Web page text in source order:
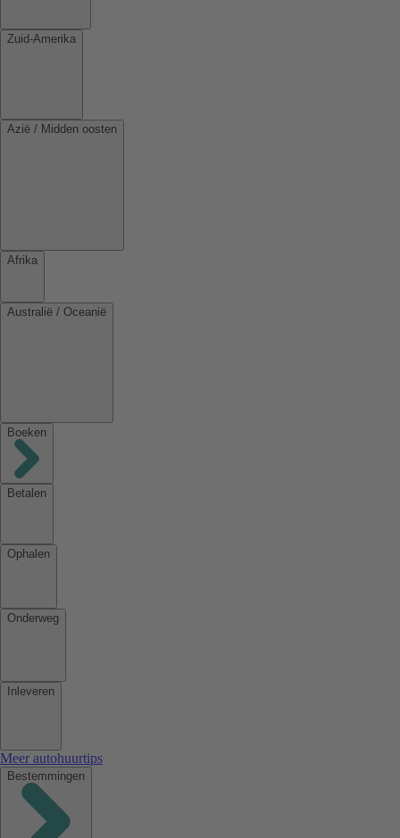
Zuid-Amerika
Azië / Midden oosten
Afrika
Australië / Oceanië
Boeken
Betalen
Ophalen
Onderweg
Inleveren
Meer autohuurtips
Bestemmingen